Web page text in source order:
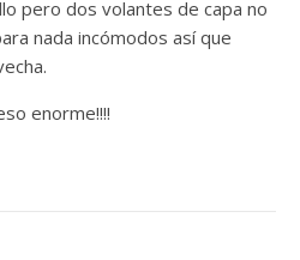
pero dos volantes de capa no
nada incómodos así que
enorme!!!!